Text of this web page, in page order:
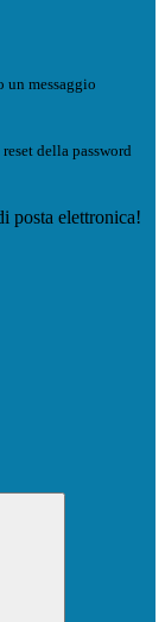
un messaggio
della password
posta elettronica!